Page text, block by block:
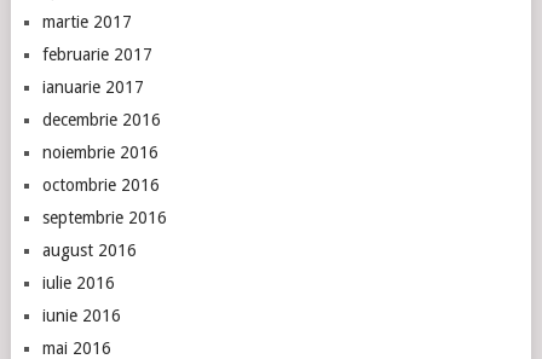
martie 2017
februarie 2017
ianuarie 2017
decembrie 2016
noiembrie 2016
octombrie 2016
septembrie 2016
august 2016
iulie 2016
iunie 2016
mai 2016